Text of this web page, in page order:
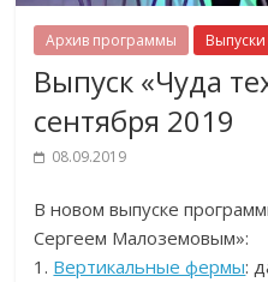
Архив программы Выпуски
Выпуск «Чуда
сентября 2019
08.09.2019
В новом выпуске
Сергеем Малоземовым»:
1. Вертикальные фермы: